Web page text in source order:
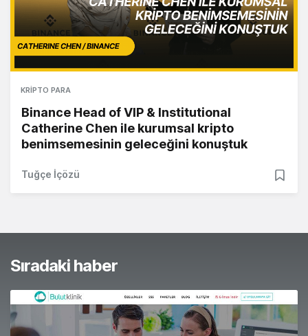
KRIPTO PARA
Binance Head of VIP & Institutional
Catherine Chen ile kurumsal kripto
benimsemesinin geleceğini konuştuk
Tuğçe İçözü
Sıradaki haber